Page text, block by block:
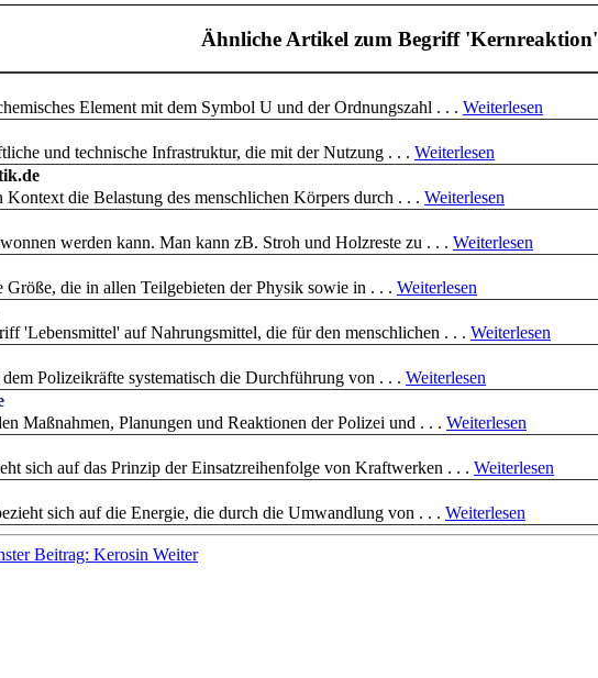
Ähnliche Artikel zum Begriff 'Kernreaktion'
Element mit dem Symbol U und der Ordnungszahl . . . Weiterlesen
und technische Infrastruktur, die mit der Nutzung . . . Weiterlesen
die Belastung des menschlichen Körpers durch . . . Weiterlesen
werden kann. Man kann zB. Stroh und Holzreste zu . . . Weiterlesen
die in allen Teilgebieten der Physik sowie in . . . Weiterlesen
'Lebensmittel' auf Nahrungsmittel, die für den menschlichen . . . Weiterlesen
Polizeikräfte systematisch die Durchführung von . . . Weiterlesen
Maßnahmen, Planungen und Reaktionen der Polizei und . . . Weiterlesen
sich auf das Prinzip der Einsatzreihenfolge von Kraftwerken . . . Weiterlesen
sich auf die Energie, die durch die Umwandlung von . . . Weiterlesen
Beitrag: Kerosin Weiter